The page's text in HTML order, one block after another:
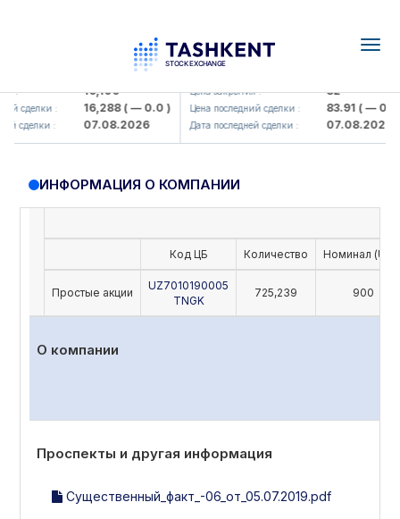
: 16,100
сделки : 16,288( — 0.0 )
сделки : 07.08.2026
KFSK (<Kafolat sug'urta
Цена закрытия : 82
Цена последний сделки : 83.91( — 0.0 )
Дата последней сделки : 07.08.2026
ИНФОРМАЦИЯ О КОМПАНИИ
Код ЦБ Количество Номинал
Простые акции
UZ7010190005
TNGK
725,239 900
О компании
Проспекты и другая информация
Существенный_факт_-06_от_05.07.2019.pdf